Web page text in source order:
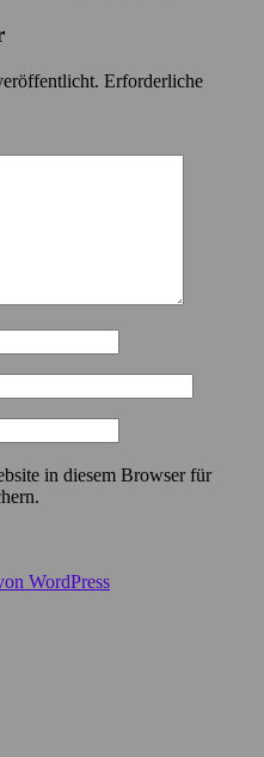
Erforderliche
in diesem Browser für
WordPress